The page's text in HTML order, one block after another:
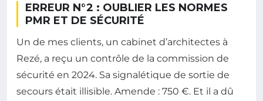
ERREUR N°2 : OUBLIER LES NORMES
PMR ET DE SÉCURITÉ
Un de mes clients, un cabinet d’architectes à
Rezé, a reçu un contrôle de la commission de
sécurité en 2024. Sa signalétique de sortie de
secours était illisible. Amende : 750 €. Et il a dû